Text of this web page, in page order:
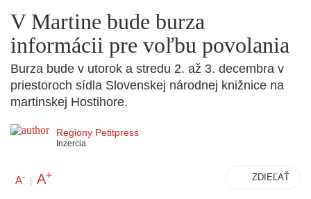
V Martine bude burza
informácii pre voľbu povolania
Burza bude v utorok a stredu 2. až 3. decembra v
priestoroch sídla Slovenskej národnej knižnice na
martinskej Hostihore.
Regiony Petitpress
Inzercia
A- | A+ ZDIEĽAŤ